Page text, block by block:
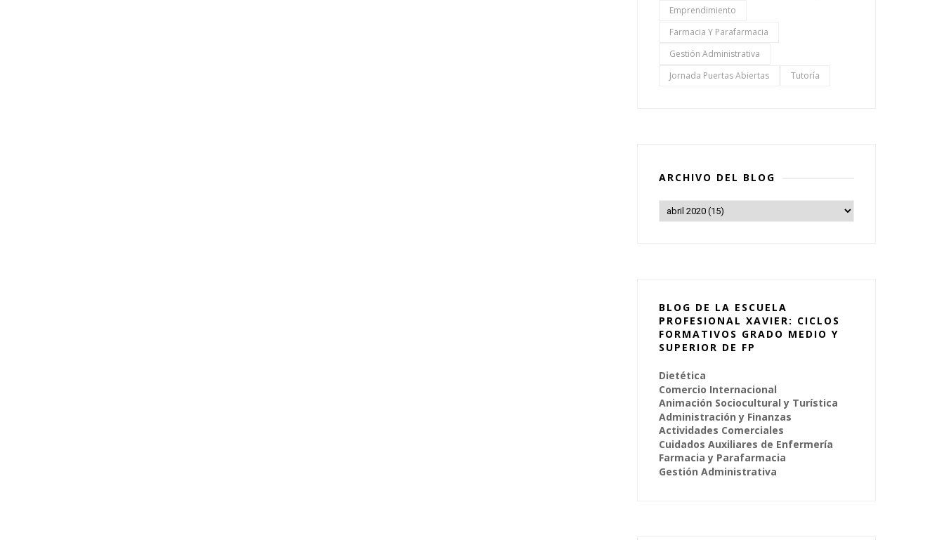
Emprendimiento
Farmacia Y Parafarmacia
Gestión Administrativa
Jornada Puertas Abiertas
Tutoría
ARCHIVO DEL BLOG
BLOG DE LA ESCUELA
PROFESIONAL XAVIER: CICLOS
FORMATIVOS GRADO MEDIO Y
SUPERIOR DE FP
Dietética
Comercio Internacional
Animación Sociocultural y Turística
Administración y Finanzas
Actividades Comerciales
Cuidados Auxiliares de Enfermería
Farmacia y Parafarmacia
Gestión Administrativa